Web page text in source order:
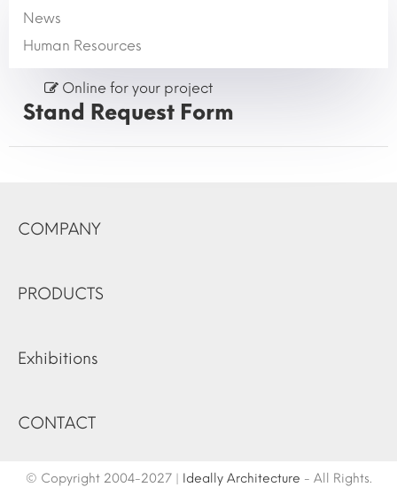
News
Human Resources
Online for your project
Stand Request Form
COMPANY
PRODUCTS
Exhibitions
CONTACT
© Copyright 2004-2027 | Ideally Architecture - All Rights.